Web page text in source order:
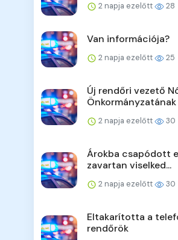
2 napja ezelőtt 28
Van információja?
2 napja ezelőtt 25
Új rendőri vezető
Önkormányzatának
2 napja ezelőtt 30
Árokba csapódott
zavartan viselked...
2 napja ezelőtt 30
Eltakarította a
rendőrök